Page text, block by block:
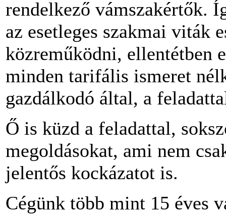
rendelkező vámszakértők.
az esetleges szakmai viták
közreműködni, ellentétben
minden tarifális ismeret
gazdálkodó által, a
Ő is küzd a feladattal,
megoldásokat, ami nem
jelentős kockázatot is.
Cégünk több mint 15 éves